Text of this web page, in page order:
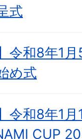
式
令和8年1
め式
令和8年1
CUP